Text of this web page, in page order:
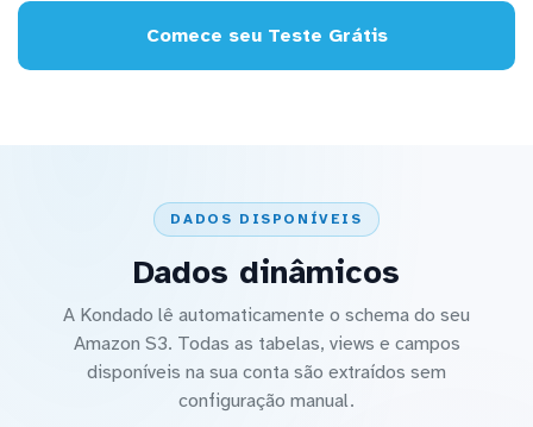
Comece seu Teste Grátis
DADOS DISPONÍVEIS
Dados dinâmicos
A Kondado lê automaticamente o schema do seu
Amazon S3. Todas as tabelas, views e campos
disponíveis na sua conta são extraídos sem
configuração manual.